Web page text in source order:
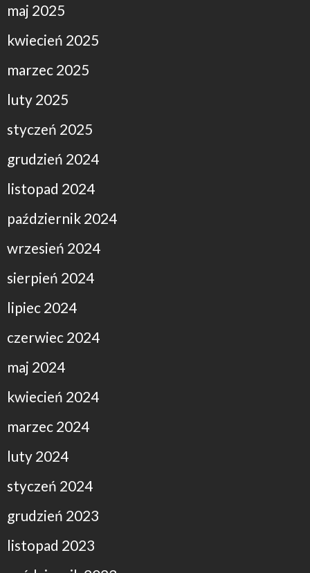
maj 2025
kwiecień 2025
marzec 2025
luty 2025
styczeń 2025
grudzień 2024
listopad 2024
październik 2024
wrzesień 2024
sierpień 2024
lipiec 2024
czerwiec 2024
maj 2024
kwiecień 2024
marzec 2024
luty 2024
styczeń 2024
grudzień 2023
listopad 2023